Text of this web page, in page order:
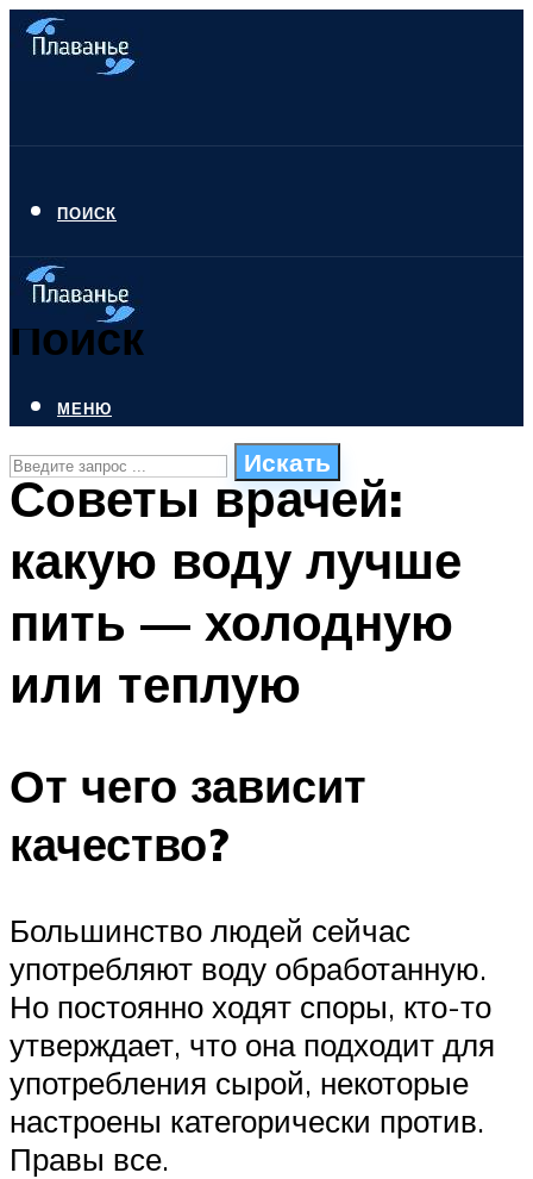
ПОИСК
Поиск
Искать
ПЛАВАНЬЕ ДЛЯ ДЕТЕЙ
БАССЕЙН ДЛЯ ДОМА
МЕНЮ
Советы врачей:
какую воду лучше
пить — холодную
или теплую
От чего зависит
качество?
Большинство людей сейчас
употребляют воду обработанную.
Но постоянно ходят споры, кто-то
утверждает, что она подходит для
употребления сырой, некоторые
настроены категорически против.
Правы все.